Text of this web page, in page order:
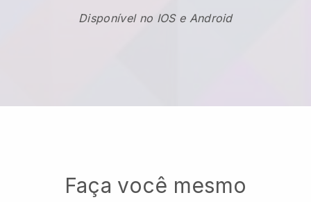
Disponível no IOS e Android
Faça você mesmo